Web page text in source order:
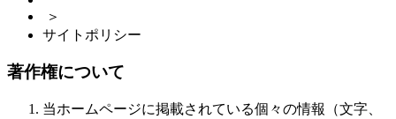
＞
サイトポリシー
著作権について
当ホームページに掲載されている個々の情報（文字、